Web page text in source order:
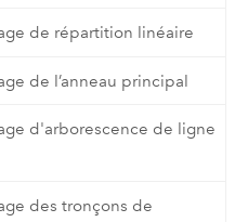
de répartition linéaire
de l’anneau principal
d'arborescence de ligne
des tronçons de